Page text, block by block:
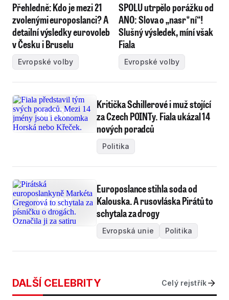
Přehledně: Kdo je mezi 21
zvolenými europoslanci? A
detailní výsledky eurovoleb
v Česku i Bruselu
Evropské volby
SPOLU utrpělo porážku od
ANO: Slova o „nasr*ní“!
Slušný výsledek, míní však
Fiala
Evropské volby
Kritička Schillerové i muž stojící
za Czech POINTy. Fiala ukázal 14
nových poradců
Politika
Europoslance stihla soda od
Kalouska. A rusovláska Pirátů to
schytala za drogy
Evropská unie Politika
DALŠÍ CELEBRITY Celý rejstřík